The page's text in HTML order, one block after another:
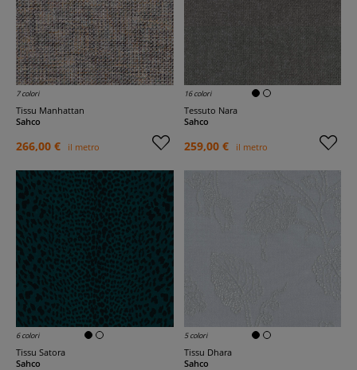
7 colori
Tissu Manhattan
Sahco
266,00 € il metro
16 colori
Tessuto Nara
Sahco
259,00 € il metro
6 colori
Tissu Satora
Sahco
5 colori
Tissu Dhara
Sahco